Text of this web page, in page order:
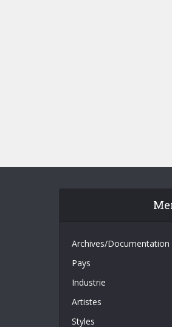
Archives/Documentation
Pays
Industrie
Artistes
Styles